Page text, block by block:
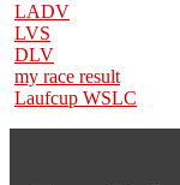
LADV
LVS
DLV
my race result
Laufcup WSLC